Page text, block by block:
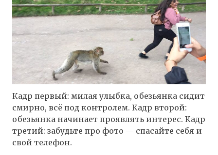
Кадр первый: милая улыбка, обезьянка сидит
смирно, всё под контролем. Кадр второй:
обезьянка начинает проявлять интерес. Кадр
третий: забудьте про фото — спасайте себя и
свой телефон.